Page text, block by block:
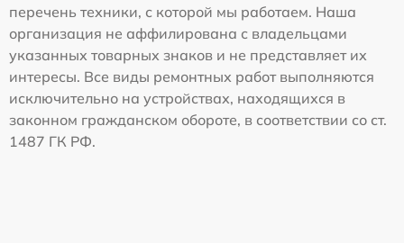
перечень техники, с которой мы работаем. Наша
организация не аффилирована с владельцами
указанных товарных знаков и не представляет их
интересы. Все виды ремонтных работ выполняются
исключительно на устройствах, находящихся в
законном гражданском обороте, в соответствии со ст.
1487 ГК РФ.